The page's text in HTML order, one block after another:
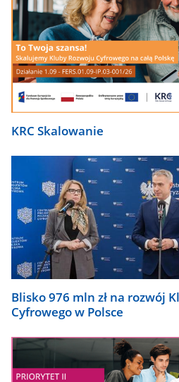
KRC Skalowanie
Blisko 976 mln zł na rozwój
Cyfrowego w Polsce